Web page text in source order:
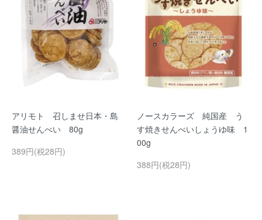
アリモト 召しませ日本・島
醤油せんべい 80g
389円(税28円)
ノースカラーズ 純国産 う
す焼きせんべいしょうゆ味 1
00g
388円(税28円)